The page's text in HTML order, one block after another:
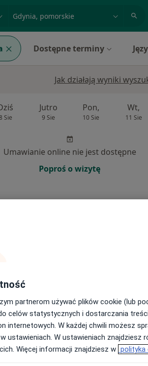
Dostępne terminy
Jak działają wyniki
Sie
Jutro
9 Sie
Pon,
10 Sie
Wt,
11 Sie
Umawianie online nie jest dostępne
Poproś o wizytę
Umawianie online nie jest dostępne
Poproś o wizytę
partnerom używać plików cookie (lub
celów statystycznych i dostarczania
internetowych. W każdej chwili możesz
ustawieniach. W ustawieniach znajdziesz
Więcej informacji znajdziesz w polityka